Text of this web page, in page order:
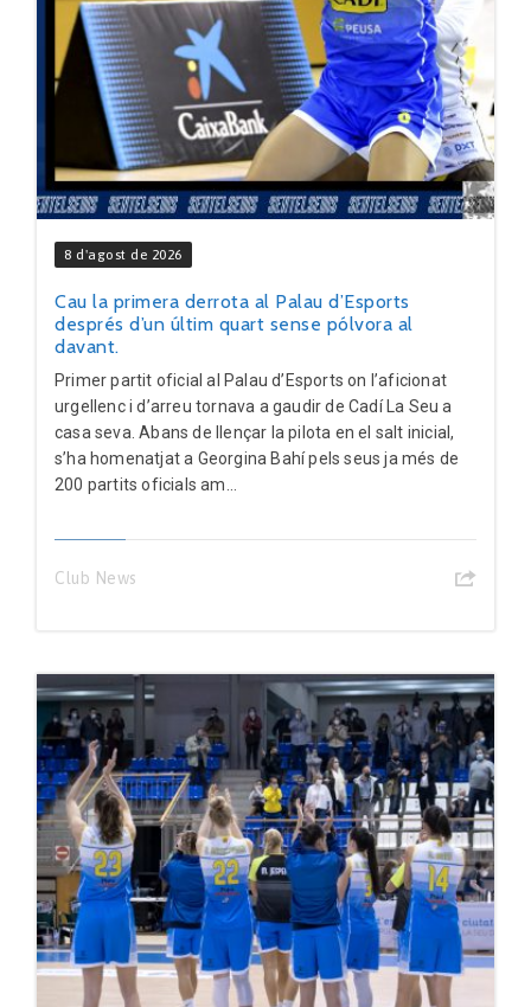
8 d'agost de 2026
Cau la primera derrota al Palau d’Esports
després d’un últim quart sense pólvora al
davant.
Primer partit oficial al Palau d’Esports on l’aficionat
urgellenc i d’arreu tornava a gaudir de Cadí La Seu a
casa seva. Abans de llençar la pilota en el salt inicial,
s’ha homenatjat a Georgina Bahí pels seus ja més de
200 partits oficials am...
Club News